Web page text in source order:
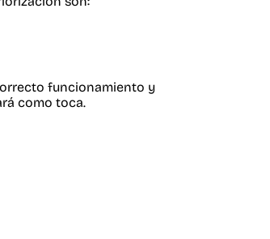
funcionamiento y
como toca.